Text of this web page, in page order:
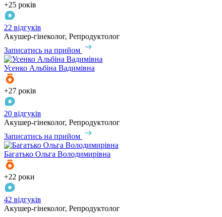
+25 років
22 відгуків
Акушер-гінеколог, Репродуктолог
Записатись на прийом
Усенко Альбіна Вадимівна
+27 років
20 відгуків
Акушер-гінеколог, Репродуктолог
Записатись на прийом
Багатько Ольга Володимирівна
+22 роки
42 відгуків
Акушер-гінеколог, Репродуктолог